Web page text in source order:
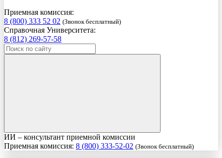
Приемная комиссия:
8 (800) 333 52 02 (Звонок бесплатный)
Справочная Университета:
8 (812) 269-57-58
ИИ – консультант приемной комиссии
Приемная комиссия: 8 (800) 333-52-02 (Звонок бесплатный)